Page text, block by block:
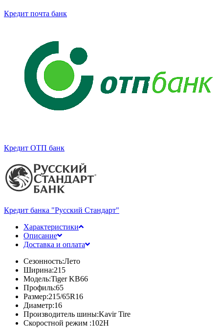
Кредит почта банк
Кредит ОТП банк
Кредит банка "Русский Стандарт"
Характеристики
Описание
Доставка и оплата
Сезонность:Лето
Ширина:215
Модель:Tiger KB66
Профиль:65
Размер:215/65R16
Диаметр:16
Производитель шины:Kavir Tire
Скоростной режим :102H